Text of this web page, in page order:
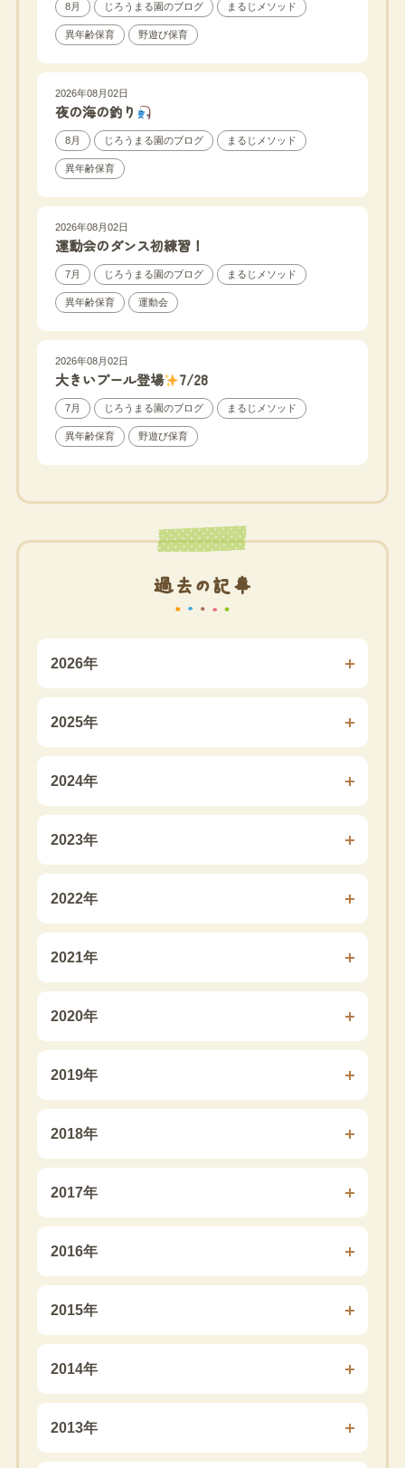
8月 じろうまる園のブログ まるじメソッド
異年齢保育 野遊び保育
2026年08月02日
夜の海の釣り
8月 じろうまる園のブログ まるじメソッド
異年齢保育
2026年08月02日
運動会のダンス初練習！
7月 じろうまる園のブログ まるじメソッド
異年齢保育 運動会
2026年08月02日
大きいプール登場 7/28
7月 じろうまる園のブログ まるじメソッド
異年齢保育 野遊び保育
過去の記事
2026年
2025年
2024年
2023年
2022年
2021年
2020年
2019年
2018年
2017年
2016年
2015年
2014年
2013年